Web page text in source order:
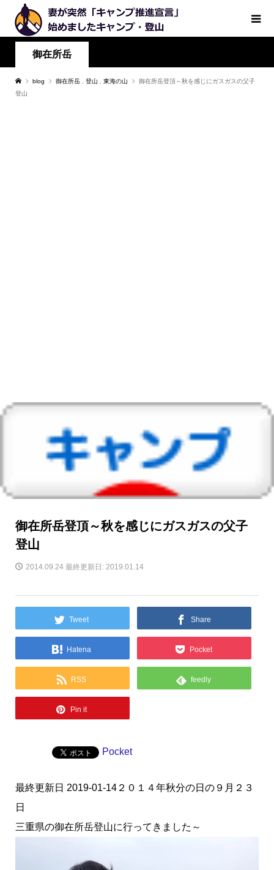
御在所岳
blog 御在所岳 登山 東海の山
御在所岳登頂～秋を感じにガスガスの父子
登山
御在所岳登頂～秋を感じにガスガスの父子
登山
2014.09.24最終更新日: 2019.01.14
Tweet Share
Hatena Pocket
RSS feedly
Pin it
Pocket
最終更新日 2019-01-14２０１４年秋分の日の９月２３
日
三重県の御在所岳登山に行ってきました～